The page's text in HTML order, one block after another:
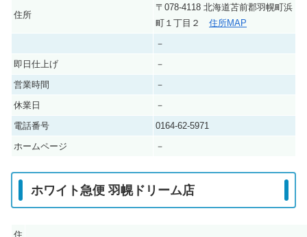
住所
〒078-4118 北海道苫前郡羽幌町浜
町１丁目２ 住所MAP
－
即日仕上げ
－
営業時間
－
休業日
－
電話番号
0164-62-5971
ホームページ
－
ホワイト急便 羽幌ドリーム店
住